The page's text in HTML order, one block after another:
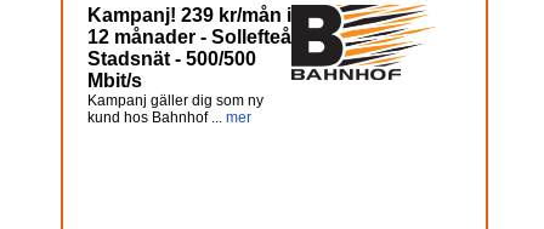
Kampanj! 239 kr/mån i
12 månader - Sollefteå
Stadsnät - 500/500
Mbit/s
Kampanj gäller dig som ny
kund hos Bahnhof ... mer